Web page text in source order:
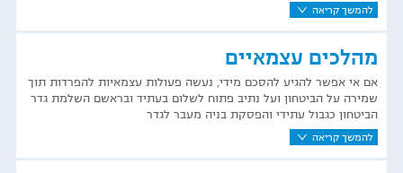
להמשך קריאה
מהלכים עצמאיים
להמשך קריאה
אם אי אפשר להגיע להסכם מידי, נעשה פעולות עצמאיות להפרדות תוך
שמירה על הביטחון ועל נתיב פתוח לשלום בעתיד ובראשם השלמת גדר
הביטחון כגבול עתידי והפסקת בניה מעבר לגדר